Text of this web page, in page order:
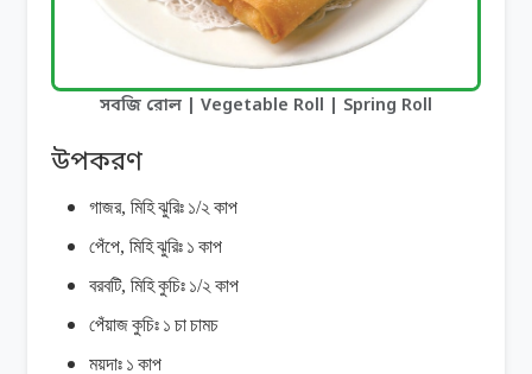
সবজি রোল | Vegetable Roll | Spring Roll
উপকরণ
গাজর, মিহিঝুরিঃ ১/২ কাপ
পেঁপে, মিহিঝুরিঃ ১ কাপ
বরবটি, মিহিকুচিঃ ১/২ কাপ
পেঁয়াজকুচিঃ ১ চাচামচ
ময়দাঃ ১ কাপ